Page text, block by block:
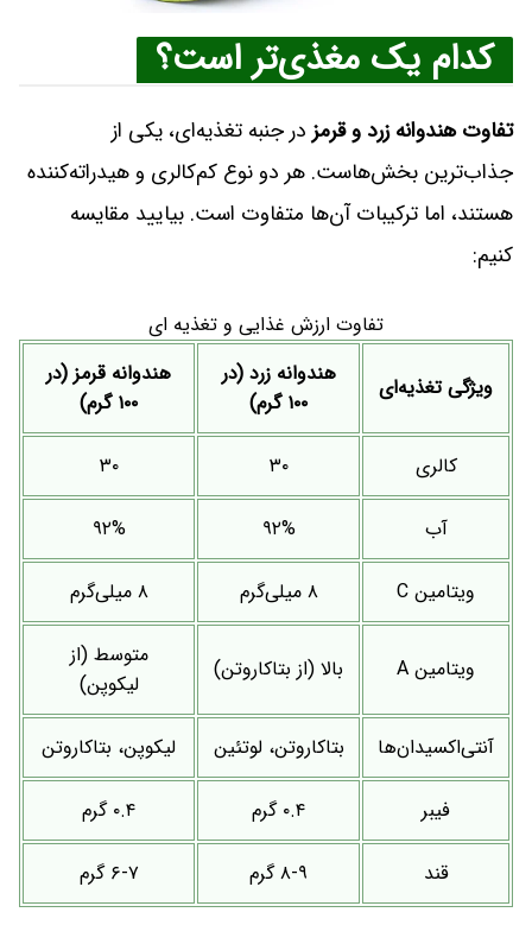
کدام یک مغذی‌تر است؟
تفاوت هندوانه زرد و قرمز در جنبه تغذیه‌ای، یکی از
جذاب‌ترین بخش‌هاست. هر دو نوع کم‌کالری و هیدراته‌کننده
هستند، اما ترکیبات آن‌ها متفاوت است. بیایید مقایسه
کنیم:
تفاوت ارزش غذایی و تغذیه ای
ویژگی تغذیه‌ای
هندوانه زرد (در
۱۰۰ گرم)
هندوانه قرمز (در
۱۰۰ گرم)
کالری ۳۰ ۳۰
آب ۹۲% ۹۲%
ویتامین C ۸ میلی‌گرم ۸ میلی‌گرم
ویتامین A بالا (از بتاکاروتن)
متوسط (از
لیکوپن)
آنتی‌اکسیدان‌ها بتاکاروتن، لوتئین لیکوپن، بتاکاروتن
فیبر ۰.۴ گرم ۰.۴ گرم
قند ۸-۹ گرم ۶-۷ گرم